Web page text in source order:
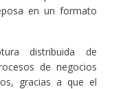
en un formato
distribuida de
de negocios
gracias a que el